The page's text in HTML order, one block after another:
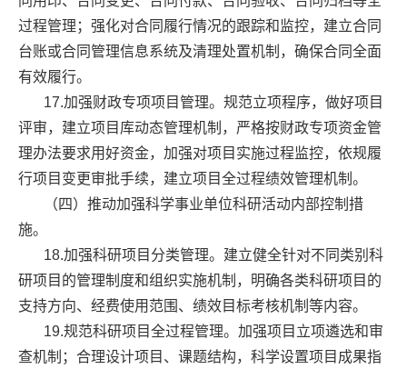
过程管理；强化对合同履行情况的跟踪和监控，建立合同
台账或合同管理信息系统及清理处置机制，确保合同全面
有效履行。
17.加强财政专项项目管理。规范立项程序，做好项目
评审，建立项目库动态管理机制，严格按财政专项资金管
理办法要求用好资金，加强对项目实施过程监控，依规履
行项目变更审批手续，建立项目全过程绩效管理机制。
（四）推动加强科学事业单位科研活动内部控制措
施。
18.加强科研项目分类管理。建立健全针对不同类别科
研项目的管理制度和组织实施机制，明确各类科研项目的
支持方向、经费使用范围、绩效目标考核机制等内容。
19.规范科研项目全过程管理。加强项目立项遴选和审
查机制；合理设计项目、课题结构，科学设置项目成果指